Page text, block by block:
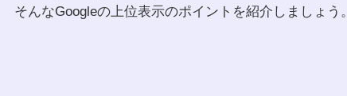
そんなGoogleの上位表示のポイントを紹介しましょう。